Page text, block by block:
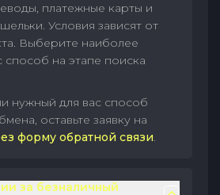
платежные карты и
Условия зависят от
Выберите наиболее
способ на этапе поиска
нужный для вас способ
оставьте заявку на
форму обратной связи.
за безналичный